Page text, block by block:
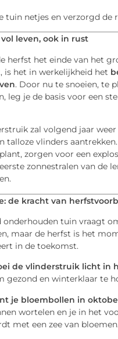
tuin netjes en verzorgd de
leven, ook in rust
herfst het einde van het
is het in werkelijkheid het
. Door nu te snoeien, te
leg je de basis voor een
zal volgend jaar
talloze vlinders
zorgen voor een
zonnestralen van de
de kracht van
onderhouden tuin vraagt
maar de herfst is het
in de toekomst.
de vlinderstruik licht in
gezond en winterklaar te
je bloembollen in
wortelen en je in het
met een zee van bloemen.